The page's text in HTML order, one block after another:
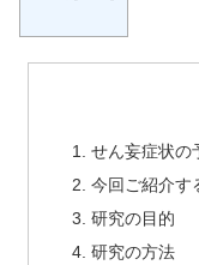
せん妄症状の
今回ご紹介す
研究の目的
研究の方法